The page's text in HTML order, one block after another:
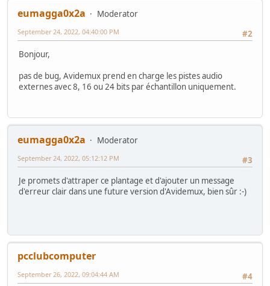
eumagga0x2a
Moderator
#2
September 24, 2022, 04:40:00 PM
Bonjour,
pas de bug, Avidemux prend en charge les pistes audio
externes avec 8, 16 ou 24 bits par échantillon uniquement.
eumagga0x2a
Moderator
#3
September 24, 2022, 05:12:12 PM
Je promets d'attraper ce plantage et d'ajouter un message
d'erreur clair dans une future version d'Avidemux, bien sûr :-)
pcclubcomputer
#4
September 26, 2022, 09:04:44 AM